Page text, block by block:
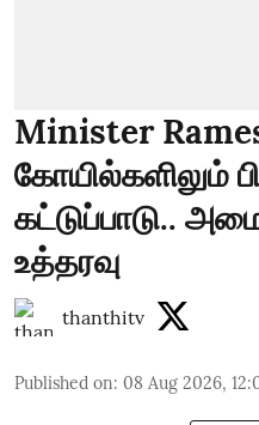
Minister
கோயில்களிலும்
கட்டுப்பாடு..
உத்தரவு
thanthitv
Published on: 08 Aug 2026,